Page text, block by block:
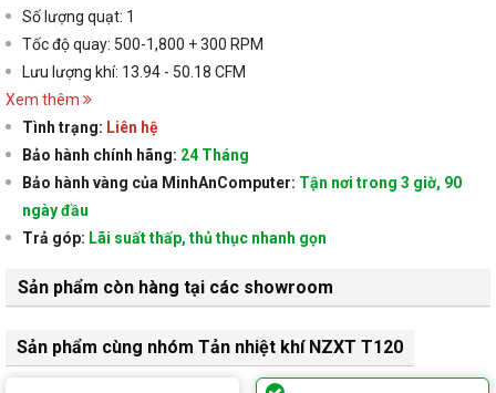
Số lượng quạt: 1
Tốc độ quay: 500-1,800 + 300 RPM
Lưu lượng khí: 13.94 - 50.18 CFM
Xem thêm
Tình trạng: Liên hệ
Bảo hành chính hãng: 24 Tháng
Bảo hành vàng của MinhAnComputer: Tận nơi trong 3 giờ, 90
ngày đầu
Trả góp: Lãi suất thấp, thủ thục nhanh gọn
Sản phẩm còn hàng tại các showroom
Sản phẩm cùng nhóm Tản nhiệt khí NZXT T120